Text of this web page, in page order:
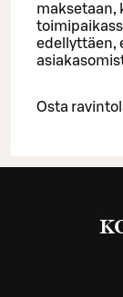
maksetaan,
edellyttäen,
Osta